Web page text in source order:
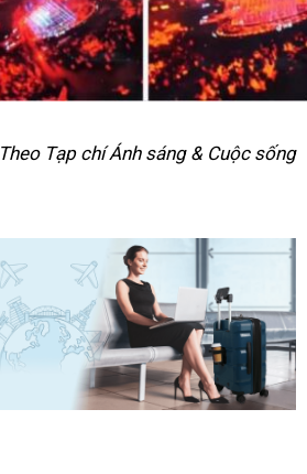
Theo Tạp chí Ánh sáng & Cuộc sống